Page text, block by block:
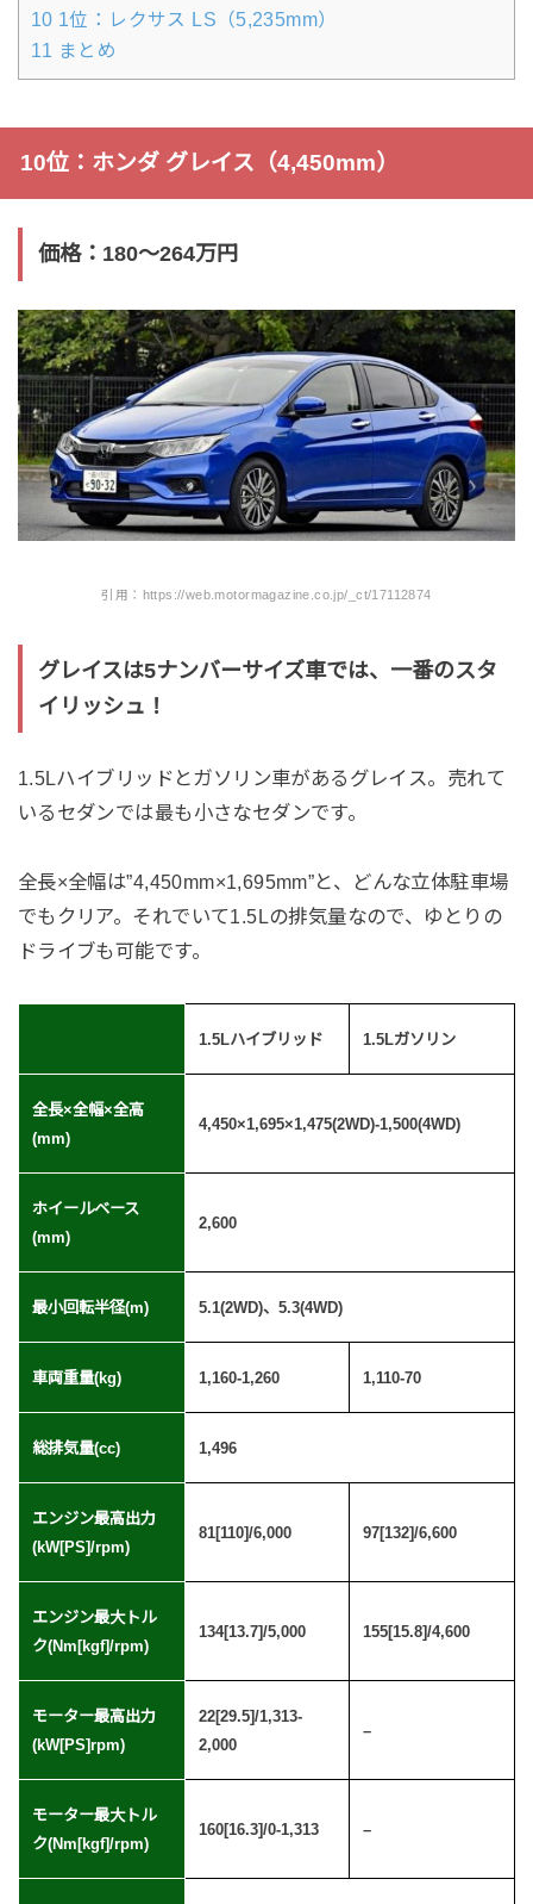
10 1位：レクサス LS（5,235mm）
11 まとめ
10位：ホンダ グレイス（4,450mm）
価格：180〜264万円
引用：https://web.motormagazine.co.jp/_ct/17112874
グレイスは5ナンバーサイズ車では、一番のスタ
イリッシュ！
1.5Lハイブリッドとガソリン車があるグレイス。売れて
いるセダンでは最も小さなセダンです。
全長×全幅は”4,450mm×1,695mm”と、どんな立体駐車場
でもクリア。それでいて1.5Lの排気量なので、ゆとりの
ドライブも可能です。
1.5Lハイブリッド 1.5Lガソリン
全長×全幅×全高
(mm)
4,450×1,695×1,475(2WD)-1,500(4WD)
ホイールベース
(mm)
2,600
最小回転半径(m) 5.1(2WD)、5.3(4WD)
車両重量(kg) 1,160-1,260 1,110-70
総排気量(cc) 1,496
エンジン最高出力
(kW[PS]/rpm)
81[110]/6,000 97[132]/6,600
エンジン最大トル
ク(Nm[kgf]/rpm)
134[13.7]/5,000 155[15.8]/4,600
モーター最高出力
(kW[PS]rpm)
22[29.5]/1,313-
2,000
–
モーター最大トル
ク(Nm[kgf]/rpm)
160[16.3]/0-1,313 –